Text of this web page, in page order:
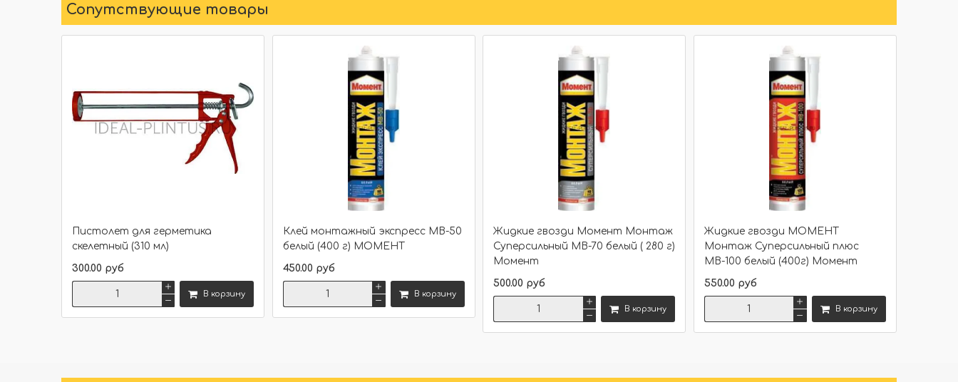
Сопутствующие товары
Пистолет для герметика
скелетный (310 мл)
300.00 руб
В корзину
Клей монтажный экспресс МВ-50
белый (400 г) МОМЕНТ
450.00 руб
В корзину
Жидкие гвозди Момент Монтаж
Суперсильный МВ-70 белый ( 280 г)
Момент
500.00 руб
В корзину
Жидкие гвозди МОМЕНТ
Монтаж Суперсильный плюс
МВ-100 белый (400г) Момент
550.00 руб
В корзину